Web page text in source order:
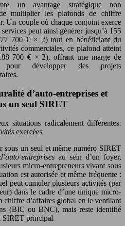
un avantage stratégique non
multiplier les plafonds de chiffre
Un couple où chaque conjoint exerce
peut ainsi générer jusqu’à 155
700 € × 2) tout en bénéficiant du
commerciales, ce plafond atteint
700 € × 2), offrant une marge de
pour développer des projets
d’auto-entreprises et
un seul SIRET
situations radicalement différentes.
exercées
sous un seul et même numéro SIRET
entreprisesau sein d’un foyer,
micro-entrepreneurs vivant sous
est autorisée et même fréquente :
peut cumuler plusieurs activités (par
dans le cadre d’une unique micro-
chiffre d’affaires global en le ventilant
(BIC ou BNC), mais reste identifié
SIRET principal.